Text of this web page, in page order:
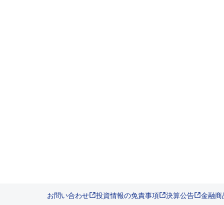
お問い合わせ 投資情報の免責事項 決算公告 金融